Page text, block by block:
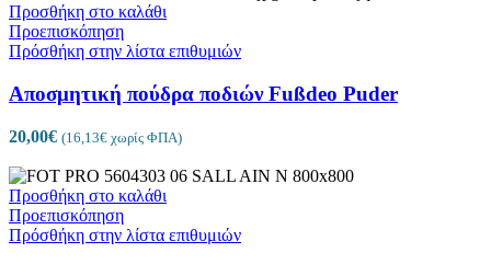
Προσθήκη στο καλάθι
Προεπισκόπηση
Πρόσθήκη στην λίστα επιθυμιών
Αποσμητική πούδρα ποδιών Fußdeo Puder
20,00€ (16,13€ χωρίς ΦΠΑ)
Προσθήκη στο καλάθι
Προεπισκόπηση
Πρόσθήκη στην λίστα επιθυμιών